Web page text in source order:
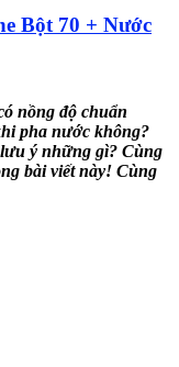
Bột 70 + Nước
nồng độ chuẩn
pha nước không?
ý những gì? Cùng
bài viết này! Cùng